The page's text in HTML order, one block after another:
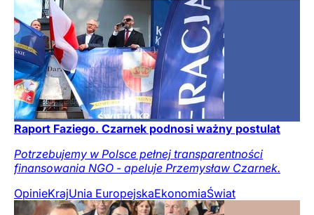
Raport Faziego. Czarnek podnosi ważny postulat
Potrzebujemy w Polsce pełnej transparentności
finansowania NGO - apeluje Przemysław Czarnek.
OpinieKrajUnia EuropejskaEkonomiaŚwiat